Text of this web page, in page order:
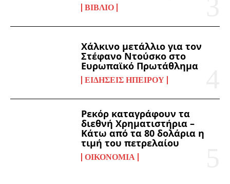
ΒΙΒΛΊΟ
Χάλκινο μετάλλιο για τον
Στέφανο Ντούσκο στο
Ευρωπαϊκό Πρωτάθλημα
ΕΙΔΉΣΕΙΣ ΗΠΕΊΡΟΥ
Ρεκόρ καταγράφουν τα
διεθνή Χρηματιστήρια –
Κάτω από τα 80 δολάρια η
τιμή του πετρελαίου
ΟΙΚΟΝΟΜΊΑ